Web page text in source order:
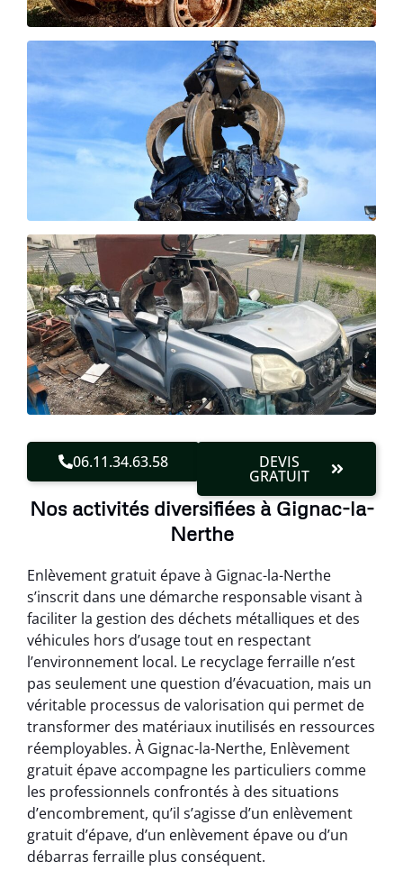
06.11.34.63.58 DEVIS
GRATUIT
Nos activités diversifiées à Gignac-la-
Nerthe
Enlèvement gratuit épave à Gignac-la-Nerthe
s’inscrit dans une démarche responsable visant à
faciliter la gestion des déchets métalliques et des
véhicules hors d’usage tout en respectant
l’environnement local. Le recyclage ferraille n’est
pas seulement une question d’évacuation, mais un
véritable processus de valorisation qui permet de
transformer des matériaux inutilisés en ressources
réemployables. À Gignac-la-Nerthe, Enlèvement
gratuit épave accompagne les particuliers comme
les professionnels confrontés à des situations
d’encombrement, qu’il s’agisse d’un enlèvement
gratuit d’épave, d’un enlèvement épave ou d’un
débarras ferraille plus conséquent.